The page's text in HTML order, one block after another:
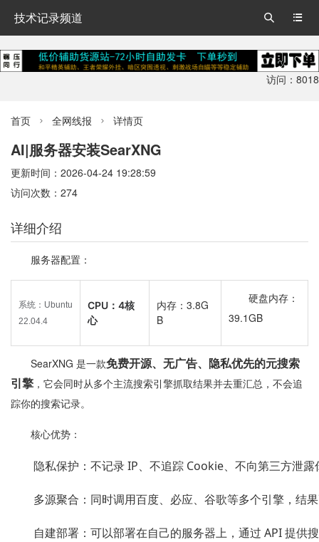
技术记录频道 

访问：8018
首页  全网线报  详情页
AI|服务器安装SearXNG
更新时间：2026-04-24 19:28:59
访问次数：274
详细介绍
服务器配置：
系统：Ubuntu
22.04.4
CPU：4核
心
内存：3.8G
B
硬盘内存：
39.1GB
SearXNG 是一款免费开源、无广告、隐私优先的元搜索
引擎 ，它会同时从多个主流搜索引擎抓取结果并去重汇总，不会追
踪你的搜索记录。
核心优势：
隐私保护：不记录 IP、不追踪 Cookie、不向第三方泄露
多源聚合：同时调用百度、必应、谷歌等多个引擎，结
自建部署：可以部署在自己的服务器上，通过 API 提供